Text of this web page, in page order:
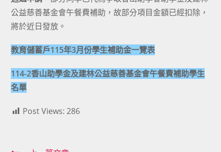
公益慈善基金會午餐費補助，故部分項目金額已經扣除，
將於近日發放。
教育儲蓄戶115年3月份學生補助金一覽表
114-2香山助學金及建林公益慈善基金會午餐費補助學生
名單
Post Views: 286